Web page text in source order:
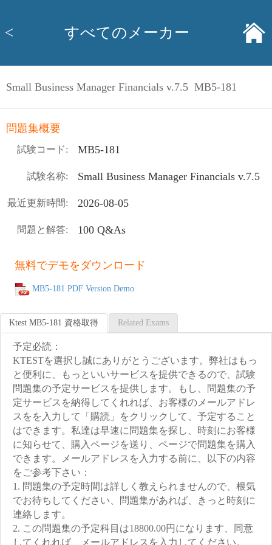
< すべてのメーカー
Small Business Manager Financials v.7.5 MB5-181
問題集概要
試験コード: MB5-181
試験名称: Small Business Manager Financials v.7.5
最近更新時間: 2026-08-05
問題と解答: 100 Q&As
無料でデモをダウンロード
MB5-181 PDF Version Demo
Ktest MB5-181 資格取得 Related Exams
予定必読：
KTESTを選択し誠にありがとうございます。弊社はもっ
と便利に、もっといいサービスを提供できるので、試験
問題集の予定サービスを提供します。もし、問題集の予
定サービスを納得してくれれば、お客様のメールアドレ
スをを入力して「購読」をクリックして、予定すること
はできます。私達は早速に問題集を探し、時刻にお客様
に知らせて、購入ページを送り、ページで問題集を購入
できます。メールアドレスを入力する前に、以下の内容
をご参考下さい：
1. 問題集の予定時間は詳しく教えられませんので、根気
でお待ちしてください、問題集があれば、きっと時刻に
連絡します。
2. この問題集の予定科目は18800.00円になります、同意
してくれれば、メールアドレスを入力してください。